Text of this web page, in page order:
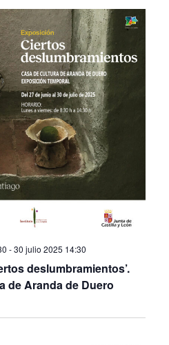
-30 julio 2025 14:30
deslumbramientos’.